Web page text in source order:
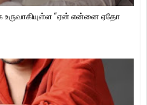
“ஏன் என்னை ஏதோ